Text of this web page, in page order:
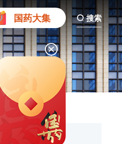
搜索
国药大集